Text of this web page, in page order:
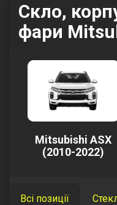
Скло,
фари
Mitsubishi ASX
(2010-2022)
Всі позиції